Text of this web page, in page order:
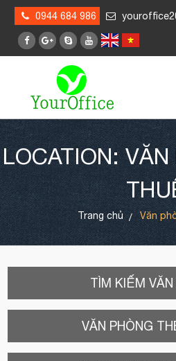
0944 684 986
LOCATION:
Trang chủ Văn
TÌM KIẾM VĂN
VĂN PHÒNG